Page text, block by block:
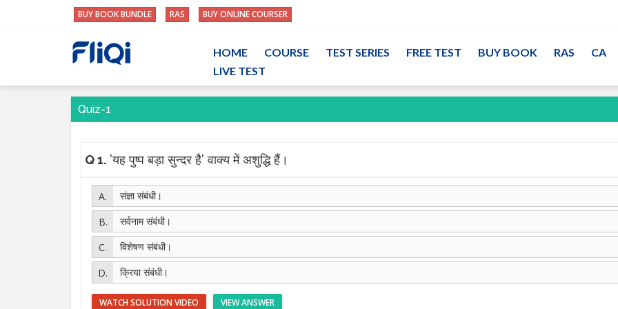
BUY BOOK BUNDLE RAS BUY ONLINE COURSER
HOME COURSE TEST SERIES FREE TEST BUY BOOK RAS
CA
LIVE TEST
Quiz-1
Q 1. ’यह पुष्प बड़ा सुन्दर है’ वाक्य में अशुद्धि हैं।
संज्ञा संबंधी।
सर्वनाम संबंधी।
विशेषण संबंधी।
क्रिया संबंधी।
VIEW ANSWER
WATCH SOLUTION VIDEO